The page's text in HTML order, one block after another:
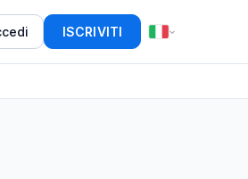
ISCRIVITI